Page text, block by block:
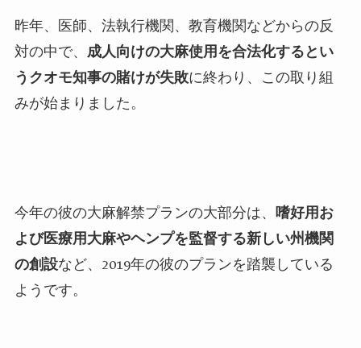
昨年、医師、法執行機関、教育機関などからの反
対の中で、 成人向けの大麻使用を合法化するとい
うクオモ知事の賭けが失敗に終わり、この取り組
みが始まりました。
今年の彼の大麻解禁プランの大部分は、 嗜好用お
よび医療用大麻やヘンプを監督する新しい州機関
の創設など、 2019年の彼のプランを踏襲している
ようです。